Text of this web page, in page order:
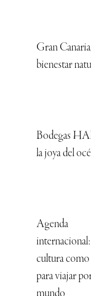
Gran
bienestar
Bodegas
la joya del
Agenda
cultura como
para viajar
mundo